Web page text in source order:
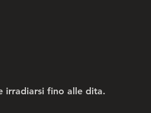
irradiarsi fino alle dita.